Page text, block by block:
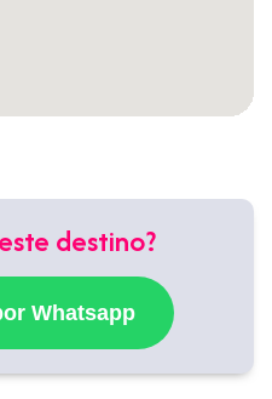
destino?
Whatsapp